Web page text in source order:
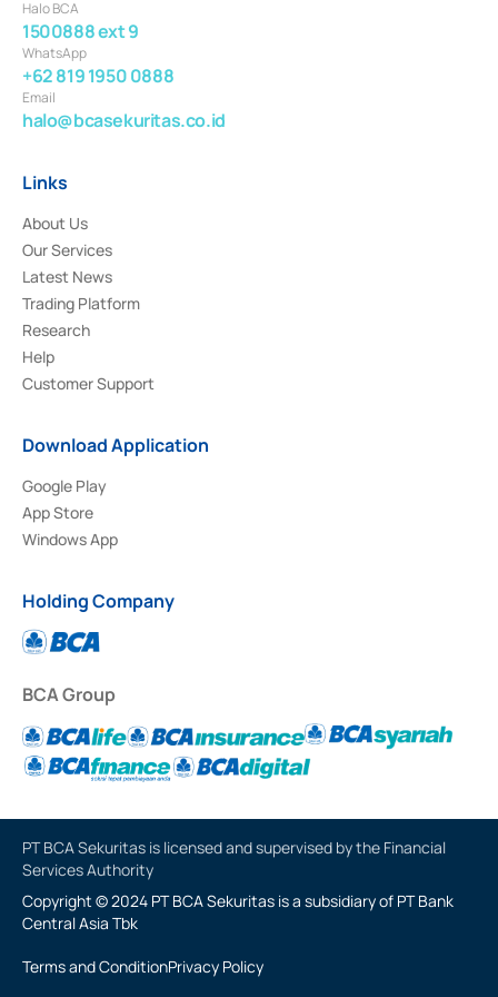
Halo BCA
1500888 ext 9
WhatsApp
+62 819 1950 0888
Email
halo@bcasekuritas.co.id
Links
About Us
Our Services
Latest News
Trading Platform
Research
Help
Customer Support
Download Application
Google Play
App Store
Windows App
Holding Company
BCA Group
PT BCA Sekuritas is licensed and supervised by the Financial
Services Authority
Copyright © 2024 PT BCA Sekuritas is a subsidiary of PT Bank
Central Asia Tbk
Terms and ConditionPrivacy Policy